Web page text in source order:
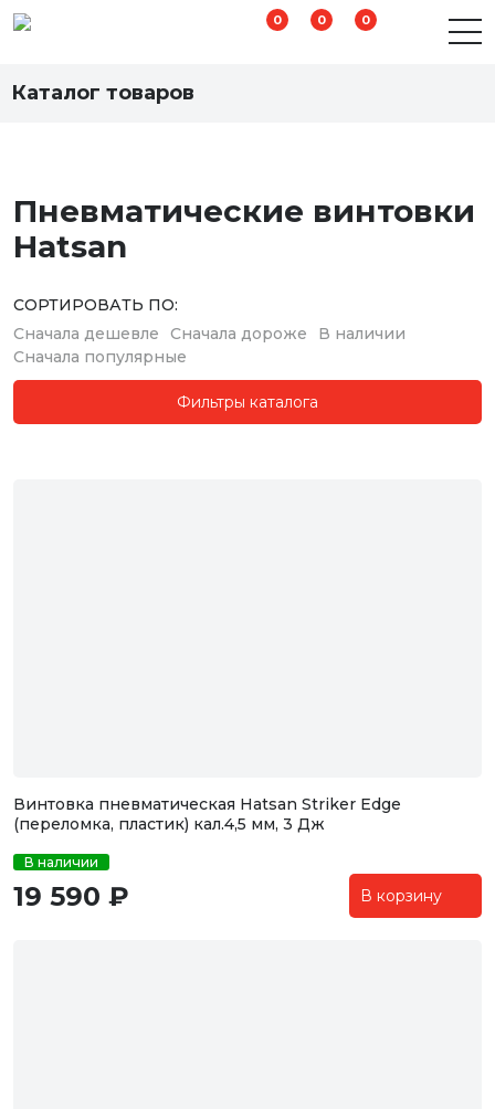
0 0 0
Каталог товаров
Пневматические винтовки
Hatsan
СОРТИРОВАТЬ ПО:
Сначала дешевле
Сначала дороже
В наличии
Сначала популярные
Фильтры каталога
Винтовка пневматическая Hatsan Striker Edge
(переломка, пластик) кал.4,5 мм, 3 Дж
В наличии
19 590 ₽ В корзину